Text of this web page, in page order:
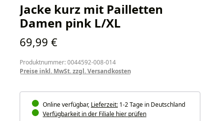
Jacke kurz mit Pailletten
Damen pink L/XL
Regulärer Preis:
69,99 €
Produktnummer: 0044592-008-014
Preise inkl. MwSt. zzgl. Versandkosten
Online verfügbar, Lieferzeit: 1-2 Tage in Deutschland
Verfügbarkeit in der Filiale hier prüfen